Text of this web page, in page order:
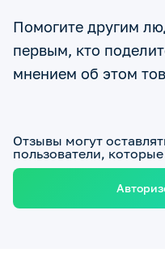
Помогите другим
первым, кто
мнением об этом
Отзывы могут
пользователи,